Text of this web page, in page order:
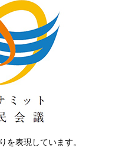
を表現しています。